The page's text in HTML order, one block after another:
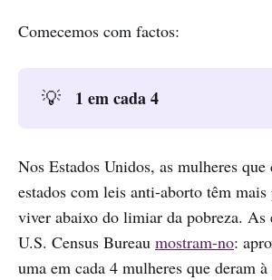
Comecemos com factos:
💡 1 em cada 4
Nos Estados Unidos, as mulheres
estados com leis anti-aborto têm
viver abaixo do limiar da pobreza. As
U.S. Census Bureau mostram-no:
uma em cada 4 mulheres que deram